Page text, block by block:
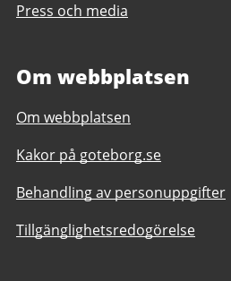
Press och media
Om webbplatsen
Om webbplatsen
Kakor på goteborg.se
Behandling av personuppgifter
Tillgänglighetsredogörelse